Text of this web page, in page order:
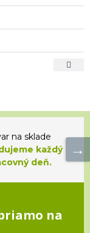
na sklade
každý
deň.
na